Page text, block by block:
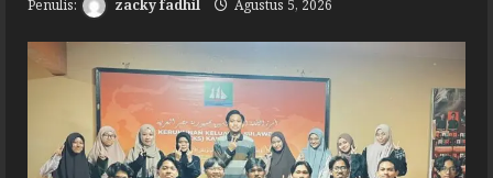
zacky fadhil Agustus 5, 2026